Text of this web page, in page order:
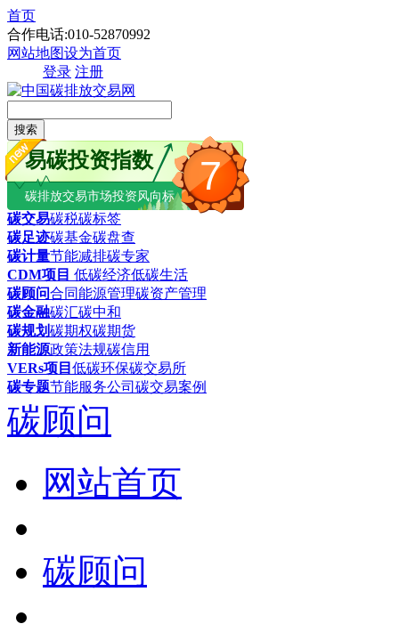
首页
合作电话:010-52870992
网站地图设为首页
登录 注册
搜索
7
易碳投资指数
碳排放交易市场投资风向标
碳交易碳税碳标签
碳足迹碳基金碳盘查
碳计量节能减排碳专家
CDM项目 低碳经济低碳生活
碳顾问合同能源管理碳资产管理
碳金融碳汇碳中和
碳规划碳期权碳期货
新能源政策法规碳信用
VERs项目 低碳环保碳交易所
碳专题节能服务公司 碳交易案例
碳顾问
网站首页
碳顾问